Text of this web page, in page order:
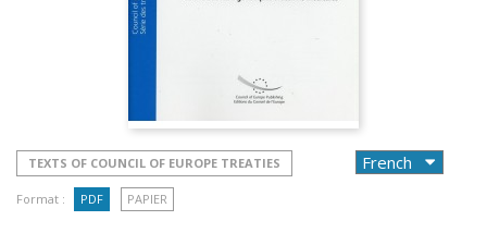
TEXTS OF COUNCIL OF EUROPE TREATIES
Format : PDF PAPIER